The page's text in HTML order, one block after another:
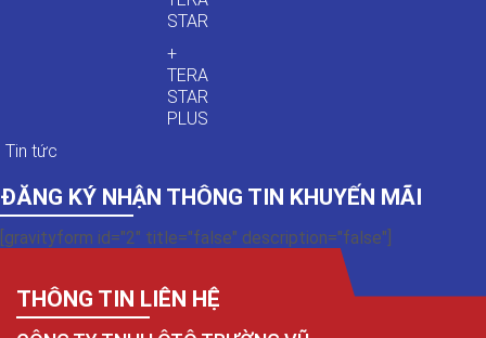
STAR
+
TERA
STAR
PLUS
Tin tức
ĐĂNG KÝ NHẬN THÔNG TIN KHUYẾN MÃI
[gravityform id="2" title="false" description="false"]
THÔNG TIN LIÊN HỆ